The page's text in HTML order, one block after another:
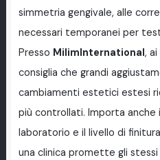
simmetria gengivale, alle
necessari temporanei per
Presso MilimInternational,
consiglia che grandi
cambiamenti estetici estesi
più controllati. Importa anche
laboratorio e il livello di
una clinica promette gli